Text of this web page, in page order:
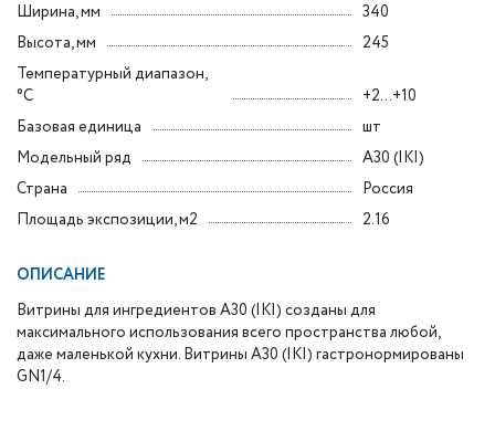
Ширина, мм
340
Высота, мм
245
Температурный диапазон,
°C
+2...+10
Базовая единица
шт
Модельный ряд
A30 (IKI)
Страна
Россия
Площадь экспозиции, м2
2.16
ОПИСАНИЕ
Витрины для ингредиентов A30 (IKI) созданы для
максимального использования всего пространства любой,
даже маленькой кухни. Витрины A30 (IKI) гастронормированы
GN1/4.